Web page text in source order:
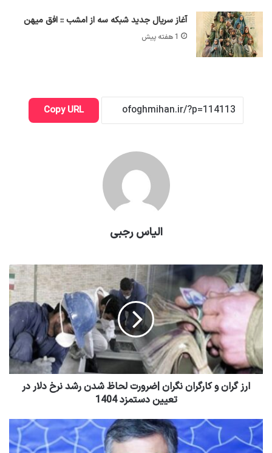
آغاز سریال جدید شبکه سه از امشب :: افق میهن
1 هفته پیش
Copy URL
الیاس رجبی
ارز گران و کارگران نگران |ضرورت لحاظ شدن رشد نرخ دلار در
تعیین دستمزد 1404